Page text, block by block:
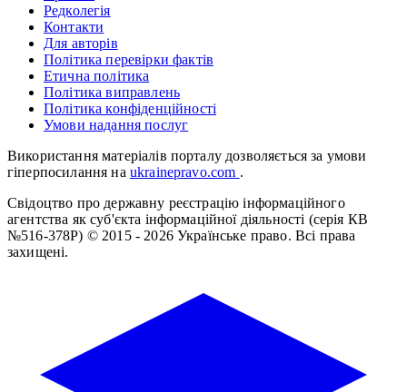
Редколегія
Контакти
Для авторів
Політика перевірки фактів
Етична політика
Політика виправлень
Політика конфіденційності
Умови надання послуг
Використання матеріалів порталу дозволяється за умови
гіперпосилання на ukrainepravo.com .
Свідоцтво про державну реєстрацію інформаційного
агентства як суб'єкта інформаційної діяльності (серія КВ
№516-378Р) © 2015 - 2026 Українське право. Всі права
захищені.